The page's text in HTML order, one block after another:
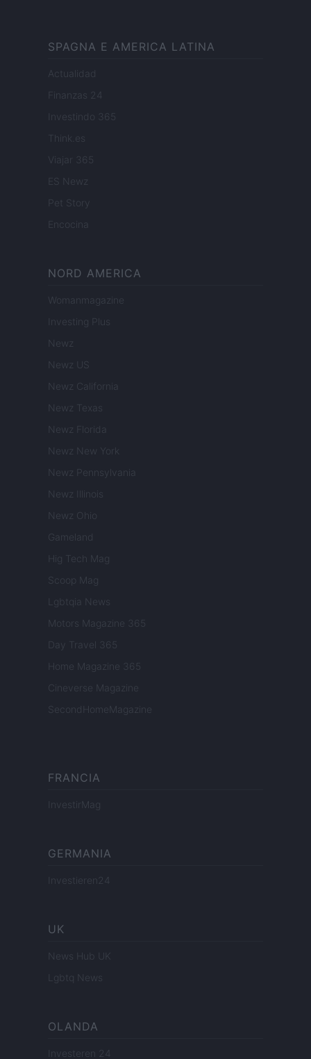
SPAGNA E AMERICA LATINA
Actualidad
Finanzas 24
Investindo 365
Think.es
Viajar 365
ES Newz
Pet Story
Encocina
NORD AMERICA
Womanmagazine
Investing Plus
Newz
Newz US
Newz California
Newz Texas
Newz Florida
Newz New York
Newz Pennsylvania
Newz Illinois
Newz Ohio
Gameland
Hig Tech Mag
Scoop Mag
Lgbtqia News
Motors Magazine 365
Day Travel 365
Home Magazine 365
Cineverse Magazine
SecondHomeMagazine
FRANCIA
InvestirMag
GERMANIA
Investieren24
UK
News Hub UK
Lgbtq News
OLANDA
Investeren 24